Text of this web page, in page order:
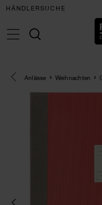
HÄNDLERSUCHE
Eine Kategorie zurück
Anlässe Weihnachten